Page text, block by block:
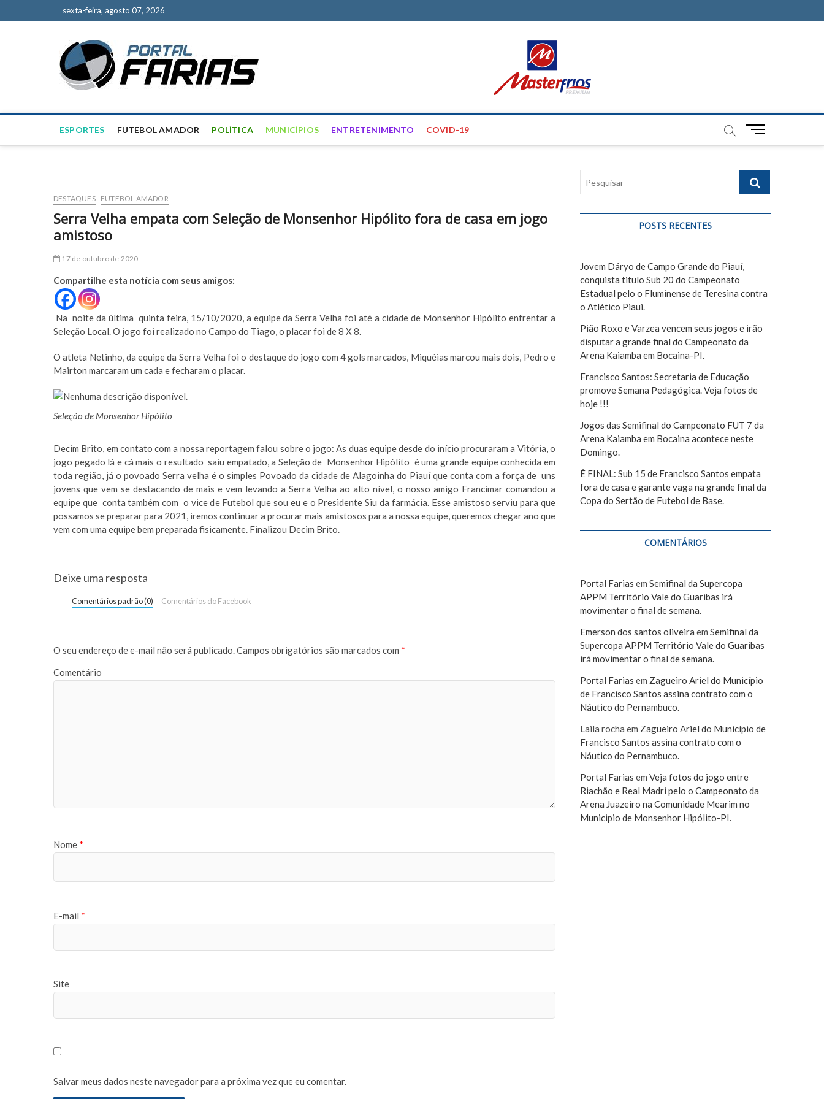
k
n
sexta-feira, agosto 07, 2026
ESPORTES FUTEBOL AMADOR POLÍTICA MUNICÍPIOS ENTRETENIMENTO COVID-19
M
u
B
u
o
DESTAQUES FUTEBOL AMADOR
Serra Velha empata com Seleção de Monsenhor Hipólito fora de casa em jogo
amistoso
17 de outubro de 2020
Compartilhe esta notícia com seus amigos:
Na noite da última quinta feira, 15/10/2020, a equipe da Serra Velha foi até a cidade de Monsenhor Hipólito enfrentar a
Seleção Local. O jogo foi realizado no Campo do Tiago, o placar foi de 8 X 8.
O atleta Netinho, da equipe da Serra Velha foi o destaque do jogo com 4 gols marcados, Miquéias marcou mais dois, Pedro e
Mairton marcaram um cada e fecharam o placar.
Seleção de Monsenhor Hipólito
Decim Brito, em contato com a nossa reportagem falou sobre o jogo: As duas equipe desde do início procuraram a Vitória, o
jogo pegado lá e cá mais o resultado saiu empatado, a Seleção de Monsenhor Hipólito é uma grande equipe conhecida em
toda região, já o povoado Serra velha é o simples Povoado da cidade de Alagoinha do Piauí que conta com a força de uns
jovens que vem se destacando de mais e vem levando a Serra Velha ao alto nível, o nosso amigo Francimar comandou a
equipe que conta também com o vice de Futebol que sou eu e o Presidente Siu da farmácia. Esse amistoso serviu para que
possamos se preparar para 2021, iremos continuar a procurar mais amistosos para a nossa equipe, queremos chegar ano que
vem com uma equipe bem preparada fisicamente. Finalizou Decim Brito.
Deixe uma resposta
Comentários padrão (0) Comentários do Facebook
O seu endereço de e-mail não será publicado.Campos obrigatórios são marcados com *
Comentário
Nome *
E-mail *
Site
Salvar meus dados neste navegador para a próxima vez que eu comentar.
q
a
POSTS RECENTES
Jovem Dáryo de Campo Grande do Piauí,
conquista titulo Sub 20 do Campeonato
Estadual pelo o Fluminense de Teresina contra
o Atlético Piaui.
Pião Roxo e Varzea vencem seus jogos e irão
disputar a grande final do Campeonato da
Arena Kaiamba em Bocaina-PI.
Francisco Santos: Secretaria de Educação
promove Semana Pedagógica. Veja fotos de
hoje !!!
Jogos das Semifinal do Campeonato FUT 7 da
Arena Kaiamba em Bocaina acontece neste
Domingo.
É FINAL: Sub 15 de Francisco Santos empata
fora de casa e garante vaga na grande final da
Copa do Sertão de Futebol de Base.
COMENTÁRIOS
Portal Farias em Semifinal da Supercopa
APPM Território Vale do Guaribas irá
movimentar o final de semana.
Emerson dos santos oliveira em Semifinal da
Supercopa APPM Território Vale do Guaribas
irá movimentar o final de semana.
Portal Farias em Zagueiro Ariel do Município
de Francisco Santos assina contrato com o
Náutico do Pernambuco.
Laila rocha em Zagueiro Ariel do Município de
Francisco Santos assina contrato com o
Náutico do Pernambuco.
Portal Farias em Veja fotos do jogo entre
Riachão e Real Madri pelo o Campeonato da
Arena Juazeiro na Comunidade Mearim no
Municipio de Monsenhor Hipólito-PI.